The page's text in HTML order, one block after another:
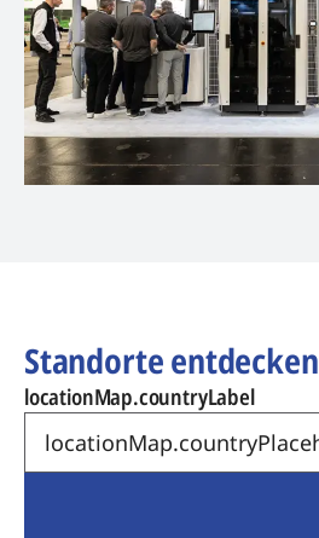
Standorte entdecken
locationMap.countryLabel